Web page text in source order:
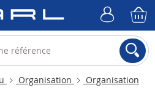
Organisation
Organisation